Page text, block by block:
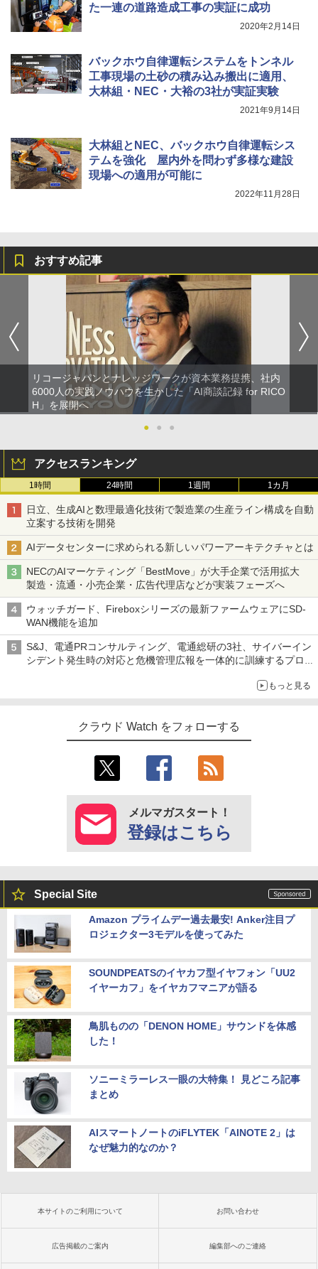
た一連の道路造成工事の実証に成功
2020年2月14日
バックホウ自律運転システムをトンネル
工事現場の土砂の積み込み搬出に適用、
大林組・NEC・大裕の3社が実証実験
2021年9月14日
大林組とNEC、バックホウ自律運転シス
テムを強化 屋内外を問わず多様な建設
現場への適用が可能に
2022年11月28日
おすすめ記事
リコージャパンとナレッジワークが資本業務提携、社内
6000人の実践ノウハウを生かした「AI商談記録 for RICO
H」を展開へ
●
● ●
アクセスランキング
1時間 24時間 1週間 1カ月
日立、生成AIと数理最適化技術で製造業の生産ライン構成を自動
立案する技術を開発
AIデータセンターに求められる新しいパワーアーキテクチャとは
NECのAIマーケティング「BestMove」が大手企業で活用拡大
製造・流通・小売企業・広告代理店などが実装フェーズへ
ウォッチガード、Fireboxシリーズの最新ファームウェアにSD-
WAN機能を追加
S&J、電通PRコンサルティング、電通総研の3社、サイバーイン
シデント発生時の対応と危機管理広報を一体的に訓練するプログ
もっと見る
クラウド Watch をフォローする
メルマガスタート！
登録はこちら
Special Site
Amazon プライムデー過去最安! Anker注目プ
ロジェクター3モデルを使ってみた
SOUNDPEATSのイヤカフ型イヤフォン「UU2
イヤーカフ」をイヤカフマニアが語る
鳥肌ものの「DENON HOME」サウンドを体感
した！
ソニーミラーレス一眼の大特集！ 見どころ記事
まとめ
AIスマートノートのiFLYTEK「AINOTE 2」は
なぜ魅力的なのか？
本サイトのご利用について お問い合わせ
広告掲載のご案内 編集部へのご連絡